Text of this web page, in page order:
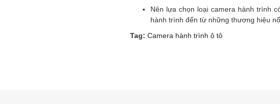
Nên lựa chọn loại camera hành trình
hành trình đến từ những thương hiệu
Tag: Camera hành trình ô tô